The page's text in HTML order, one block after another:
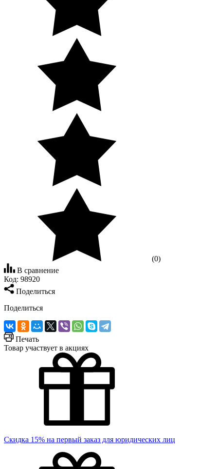
(0)
В сравнение
Код: 98920
Поделиться
Поделиться
Печать
Товар участвует в акциях
Скидка 15% на первый заказ для юридических лиц